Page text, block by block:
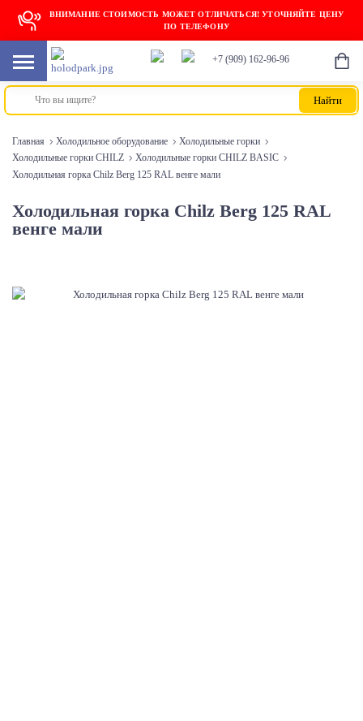
ВНИМАНИЕ СТОИМОСТЬ МОЖЕТ ОТЛИЧАТЬСЯ! УТОЧНЯЙТЕ ЦЕНУ
ПО ТЕЛЕФОНУ
+7 (909) 162-96-96
Главная Холодильное оборудование
Холодильные горки
Холодильные горки CHILZ
Холодильные горки CHILZ BASIC
Холодильная горка Chilz Berg 125 RAL венге мали
Холодильная горка Chilz Berg 125 RAL
венге мали